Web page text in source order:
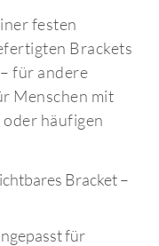
festen
Brackets
für andere
Menschen mit
häufigen
Bracket –
für